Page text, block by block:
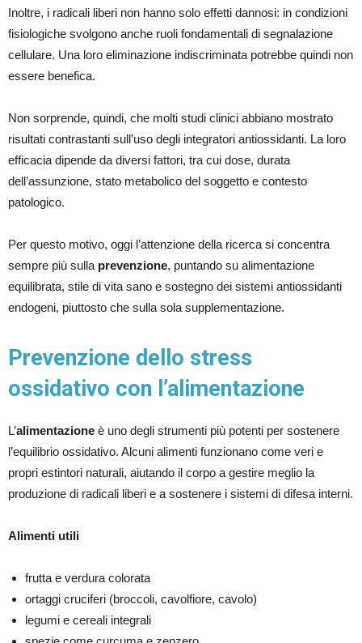
Inoltre, i radicali liberi non hanno solo effetti dannosi: in condizioni
fisiologiche svolgono anche ruoli fondamentali di segnalazione
cellulare. Una loro eliminazione indiscriminata potrebbe quindi non
essere benefica.
Non sorprende, quindi, che molti studi clinici abbiano mostrato
risultati contrastanti sull’uso degli integratori antiossidanti. La loro
efficacia dipende da diversi fattori, tra cui dose, durata
dell’assunzione, stato metabolico del soggetto e contesto
patologico.
Per questo motivo, oggi l’attenzione della ricerca si concentra
sempre più sulla prevenzione, puntando su alimentazione
equilibrata, stile di vita sano e sostegno dei sistemi antiossidanti
endogeni, piuttosto che sulla sola supplementazione.
Prevenzione dello stress
ossidativo con l’alimentazione
L’alimentazione è uno degli strumenti più potenti per sostenere
l’equilibrio ossidativo. Alcuni alimenti funzionano come veri e
propri estintori naturali, aiutando il corpo a gestire meglio la
produzione di radicali liberi e a sostenere i sistemi di difesa interni.
Alimenti utili
frutta e verdura colorata
ortaggi cruciferi (broccoli, cavolfiore, cavolo)
legumi e cereali integrali